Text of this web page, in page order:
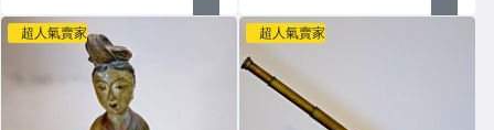
超人氣賣家 超人氣賣家